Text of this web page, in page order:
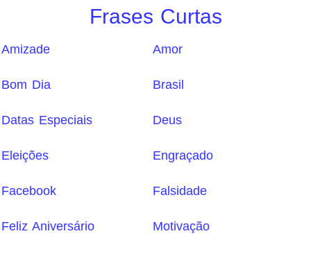
Frases Curtas
Amizade Amor
Bom Dia Brasil
Datas Especiais Deus
Eleições Engraçado
Facebook Falsidade
Feliz Aniversário Motivação